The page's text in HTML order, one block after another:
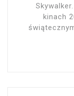
kinach